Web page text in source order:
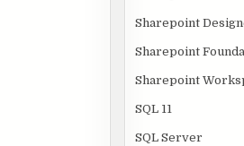
Sharepoint
Sharepoint
Sharepoint
SQL 11
SQL Server